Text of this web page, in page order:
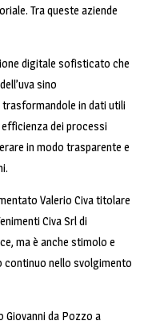
Tra queste aziende
digitale sofisticato che
sino
in dati utili
dei processi
in modo trasparente e
Valerio Civa titolare
Civa Srl di
ma è anche stimolo e
continuo nello svolgimento
Giovanni da Pozzo a